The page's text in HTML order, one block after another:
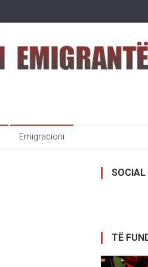
Emigracioni
SOCIAL
TË